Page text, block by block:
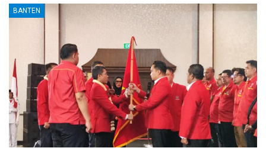
BANTEN